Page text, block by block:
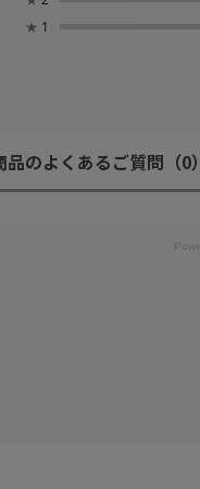
★ 1
品のよくあるご質問 （0）